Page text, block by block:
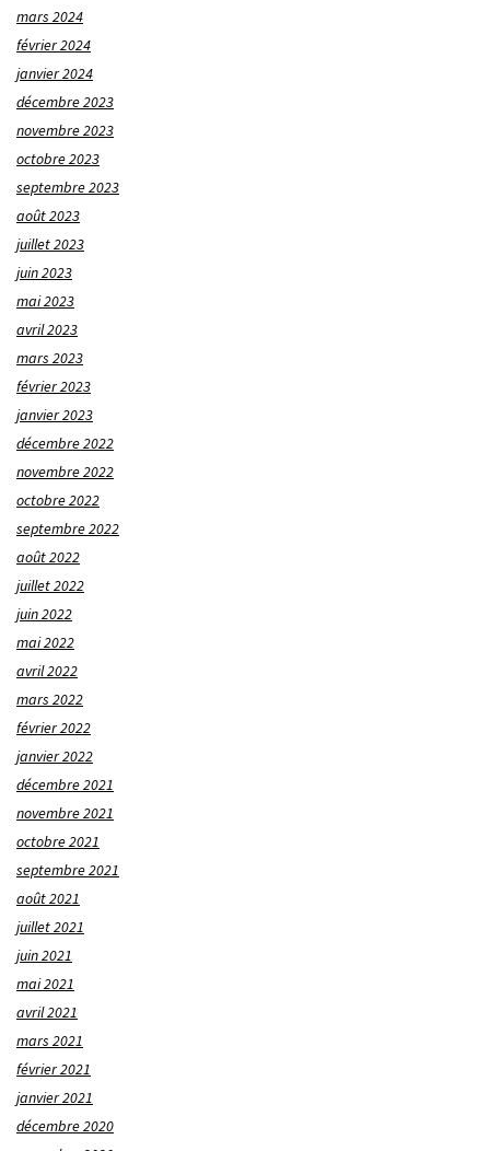
mars 2024
février 2024
janvier 2024
décembre 2023
novembre 2023
octobre 2023
septembre 2023
août 2023
juillet 2023
juin 2023
mai 2023
avril 2023
mars 2023
février 2023
janvier 2023
décembre 2022
novembre 2022
octobre 2022
septembre 2022
août 2022
juillet 2022
juin 2022
mai 2022
avril 2022
mars 2022
février 2022
janvier 2022
décembre 2021
novembre 2021
octobre 2021
septembre 2021
août 2021
juillet 2021
juin 2021
mai 2021
avril 2021
mars 2021
février 2021
janvier 2021
décembre 2020